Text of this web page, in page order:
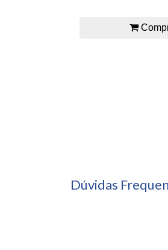
Dúvidas